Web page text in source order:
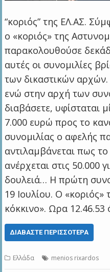
“κοριός” της ΕΛ.ΑΣ.
ο «κοριός» της
παρακολουθούσε
αυτές οι συνομιλίες
των δικαστικών αρχών.
ενώ στην αρχή των
διαβάσετε, υφίσταται
7.000 ευρώ προς το
συνομιλίας ο αφελής
αντιλαμβάνεται πως
ανέρχεται στις 50.000
δουλειά… Η πρώτη
19 Ιουλίου. Ο «κοριός»
κόκκινο». Ωρα 12.46.53
ΔΙΑΒΆΣΤΕ ΠΕΡΙΣΣΌΤΕΡΑ
Ελλάδα menios rixardos